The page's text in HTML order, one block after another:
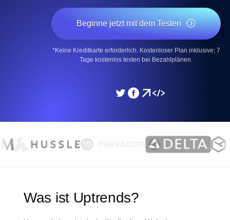
Beginne jetzt mit dem Testen
*Keine Kreditkarte erforderlich. Kostenloser Plan inklusive; 7
Tage kostenlos testen bei Bezahlplänen.
Was ist Uptrends?